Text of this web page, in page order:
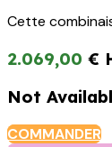
Cette
2.069,00 €
Not
COMMANDER